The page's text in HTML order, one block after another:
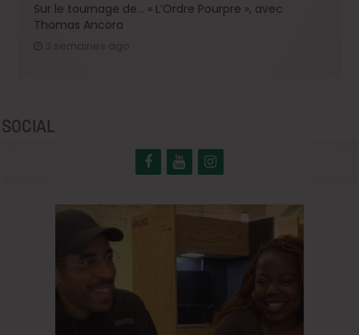
Sur le tournage de… « L’Ordre Pourpre », avec
Thomas Ancora
SOCIAL